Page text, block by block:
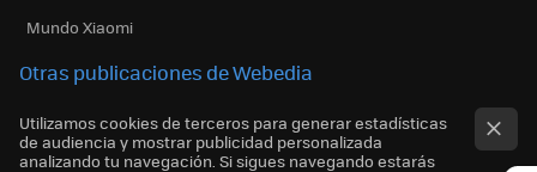
Mundo Xiaomi
Otras publicaciones de Webedia
Utilizamos cookies de terceros para generar estadísticas
de audiencia y mostrar publicidad personalizada
analizando tu navegación. Si sigues navegando estarás